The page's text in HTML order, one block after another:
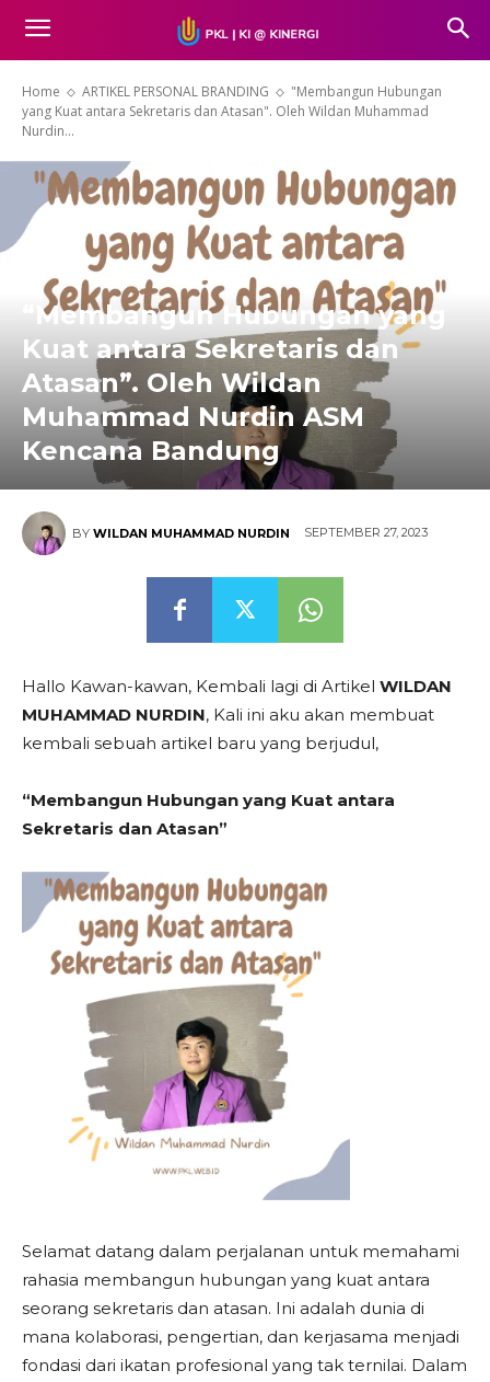
Home ARTIKEL PERSONAL BRANDING
"Membangun Hubungan
yang Kuat antara Sekretaris dan Atasan". Oleh Wildan Muhammad
Nurdin...
“Membangun Hubungan yang
Kuat antara Sekretaris dan
Atasan”. Oleh Wildan
Muhammad Nurdin ASM
Kencana Bandung
BY WILDAN MUHAMMAD NURDIN SEPTEMBER 27, 2023
Hallo Kawan-kawan, Kembali lagi di Artikel WILDAN
MUHAMMAD NURDIN, Kali ini aku akan membuat
kembali sebuah artikel baru yang berjudul,
“Membangun Hubungan yang Kuat antara
Sekretaris dan Atasan”
Selamat datang dalam perjalanan untuk memahami
rahasia membangun hubungan yang kuat antara
seorang sekretaris dan atasan. Ini adalah dunia di
mana kolaborasi, pengertian, dan kerjasama menjadi
fondasi dari ikatan profesional yang tak ternilai. Dalam